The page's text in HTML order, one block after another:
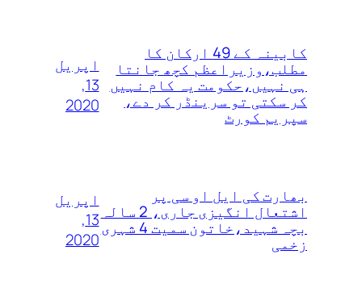
کابینہ کے 49 ارکان کا
مطلب،وزیراعظم کچھ جانتا
ہی نہیں،حکومت یہ کام نہیں
کر سکتی تو سرینڈر کر دے،
سپریم کورٹ
اپریل
13,
2020
بھارت کی ایل او سی پر
اشتعال انگیزی جاری، 2 سالہ
بچہ شہید،خاتون سمیت 4 شہری
زخمی
اپریل
13,
2020